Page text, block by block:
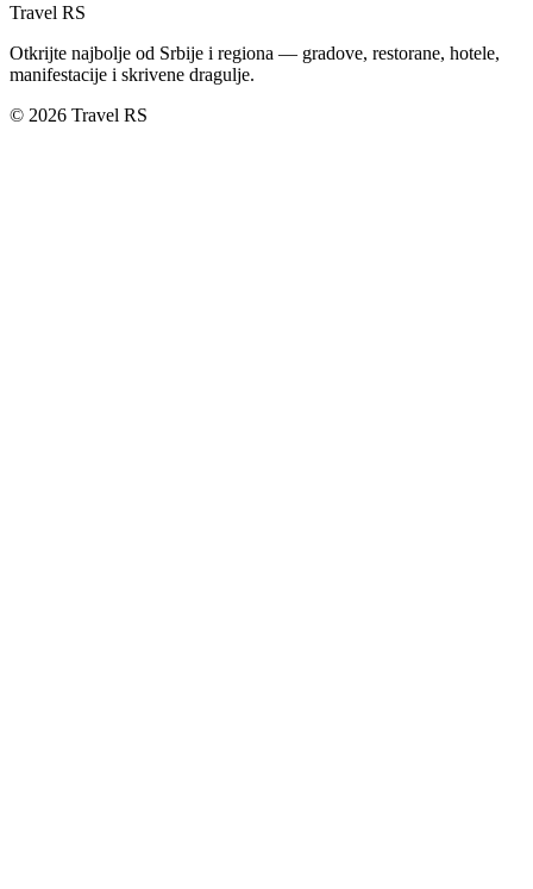
Travel RS
Otkrijte najbolje od Srbije i regiona — gradove, restorane, hotele,
manifestacije i skrivene dragulje.
© 2026 Travel RS